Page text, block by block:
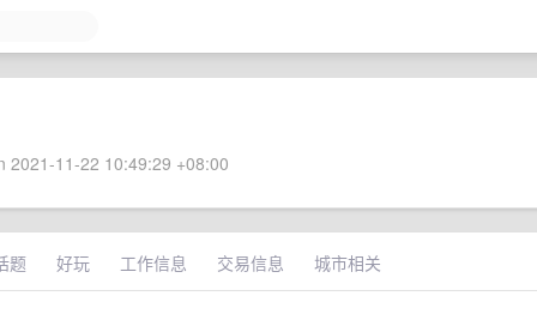
2021-11-22 10:49:29 +08:00
题 好玩 工作信息 交易信息 城市相关